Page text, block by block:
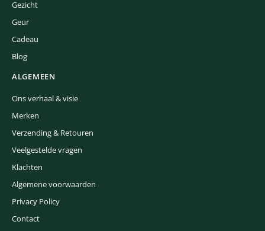
Gezicht
Geur
Cadeau
Blog
ALGEMEEN
Ons verhaal & visie
Merken
Verzending & Retouren
Veelgestelde vragen
Klachten
Algemene voorwaarden
Privacy Policy
Contact